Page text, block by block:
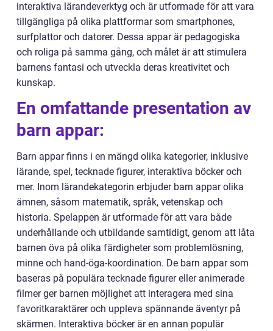
interaktiva lärandeverktyg och är utformade för att vara
tillgängliga på olika plattformar som smartphones,
surfplattor och datorer. Dessa appar är pedagogiska
och roliga på samma gång, och målet är att stimulera
barnens fantasi och utveckla deras kreativitet och
kunskap.
En omfattande presentation av
barn appar:
Barn appar finns i en mängd olika kategorier, inklusive
lärande, spel, tecknade figurer, interaktiva böcker och
mer. Inom lärandekategorin erbjuder barn appar olika
ämnen, såsom matematik, språk, vetenskap och
historia. Spelappen är utformade för att vara både
underhållande och utbildande samtidigt, genom att låta
barnen öva på olika färdigheter som problemlösning,
minne och hand-öga-koordination. De barn appar som
baseras på populära tecknade figurer eller animerade
filmer ger barnen möjlighet att interagera med sina
favoritkaraktärer och uppleva spännande äventyr på
skärmen. Interaktiva böcker är en annan populär